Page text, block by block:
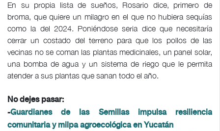
En su propia lista de sueños, Rosario dice, primero de
broma, que quiere un milagro en el que no hubiera sequías
como la del 2024. Poniéndose seria dice que necesitaría
cerrar un costado del terreno para que los pollos de las
vecinas no se coman las plantas medicinales, un panel solar,
una bomba de agua y un sistema de riego que le permita
atender a sus plantas que sanan todo el año.
No dejes pasar:
-Guardianes de las Semillas impulsa resiliencia
comunitaria y milpa agroecológica en Yucatán